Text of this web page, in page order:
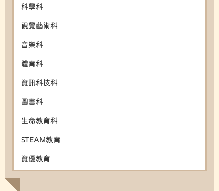
科學科
視覺藝術科
音樂科
體育科
資訊科技科
圖書科
生命教育科
STEAM教育
資優教育